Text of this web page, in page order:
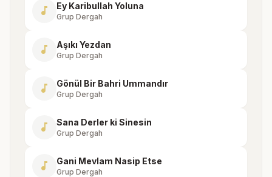
music_note Ey Karibullah Yoluna
Grup Dergah
music_note Aşıkı Yezdan
Grup Dergah
music_note Gönül Bir Bahri Ummandır
Grup Dergah
music_note Sana Derler ki Sinesin
Grup Dergah
music_note Gani Mevlam Nasip Etse
Grup Dergah